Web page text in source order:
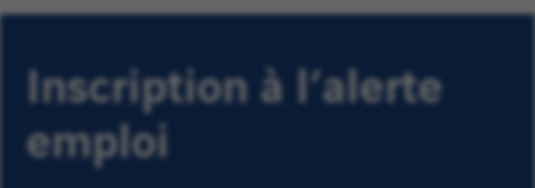
Inscription à l’alerte
emploi